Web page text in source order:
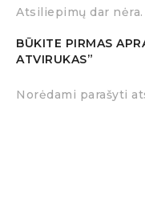
Atsiliepimų dar nėra.
BŪKITE PIRMAS
ATVIRUKAS”
Norėdami parašyti